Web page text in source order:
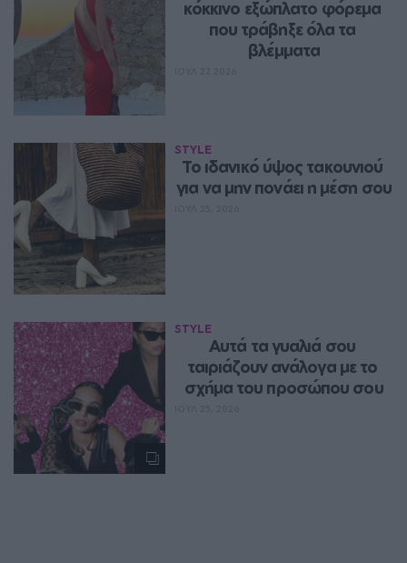
κόκκινο εξώπλατο φόρεμα
που τράβηξε όλα τα
βλέμματα
STYLE
Το ιδανικό ύψος τακουνιού
για να μην πονάει η μέση σου
STYLE
Αυτά τα γυαλιά σου
ταιριάζουν ανάλογα με το
σχήμα του προσώπου σου